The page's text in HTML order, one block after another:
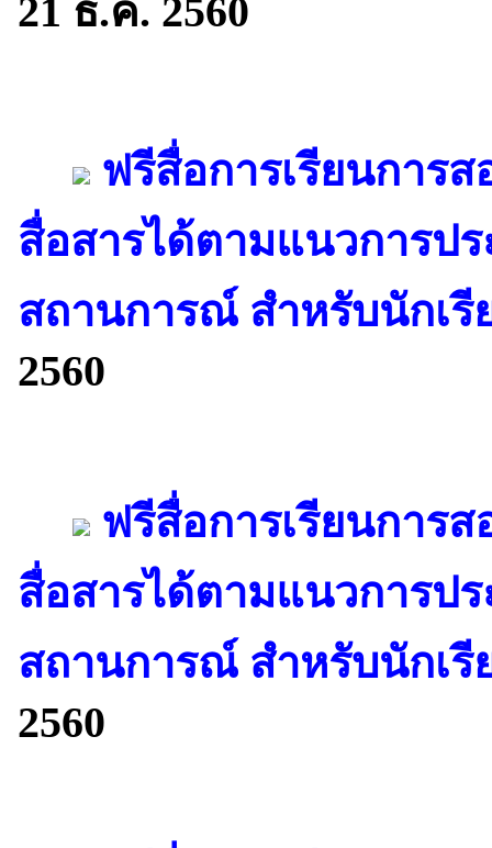
21 ธ.ค. 2560
ฟรีสื่อการเรียนการ
สื่อสารได้ตามแนวการป
สถานการณ์ สำหรับนักเ
2560
ฟรีสื่อการเรียนการ
สื่อสารได้ตามแนวการป
สถานการณ์ สำหรับนักเ
2560